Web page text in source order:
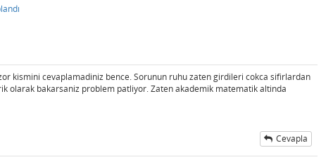
kismini cevaplamadiniz bence. Sorunun ruhu zaten girdileri cokca sifirlardan
olarak bakarsaniz problem patliyor. Zaten akademik matematik altinda
Cevapla